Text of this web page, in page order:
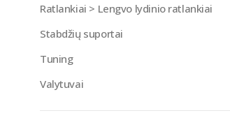
Ratlankiai > Lengvo lydinio ratlankiai
Stabdžių suportai
Tuning
Valytuvai